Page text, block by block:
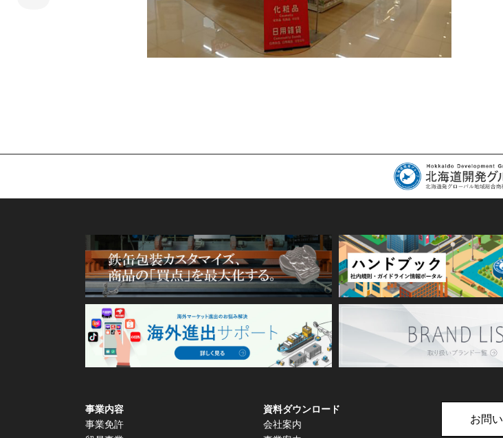
事業内容
事業免許
資料ダウンロード
会社案内
お問